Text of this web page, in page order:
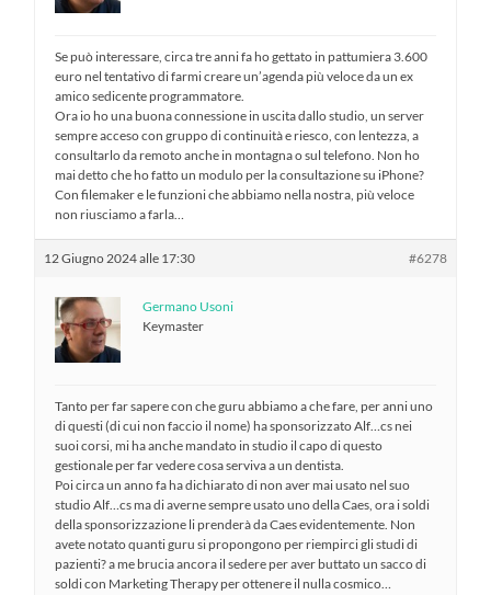
Se può interessare, circa tre anni fa ho gettato in pattumiera 3.600
euro nel tentativo di farmi creare un’agenda più veloce da un ex
amico sedicente programmatore.
Ora io ho una buona connessione in uscita dallo studio, un server
sempre acceso con gruppo di continuità e riesco, con lentezza, a
consultarlo da remoto anche in montagna o sul telefono. Non ho
mai detto che ho fatto un modulo per la consultazione su iPhone?
Con filemaker e le funzioni che abbiamo nella nostra, più veloce
non riusciamo a farla…
12 Giugno 2024 alle 17:30 #6278
Germano Usoni
Keymaster
Tanto per far sapere con che guru abbiamo a che fare, per anni uno
di questi (di cui non faccio il nome) ha sponsorizzato Alf…cs nei
suoi corsi, mi ha anche mandato in studio il capo di questo
gestionale per far vedere cosa serviva a un dentista.
Poi circa un anno fa ha dichiarato di non aver mai usato nel suo
studio Alf…cs ma di averne sempre usato uno della Caes, ora i soldi
della sponsorizzazione li prenderà da Caes evidentemente. Non
avete notato quanti guru si propongono per riempirci gli studi di
pazienti? a me brucia ancora il sedere per aver buttato un sacco di
soldi con Marketing Therapy per ottenere il nulla cosmico…